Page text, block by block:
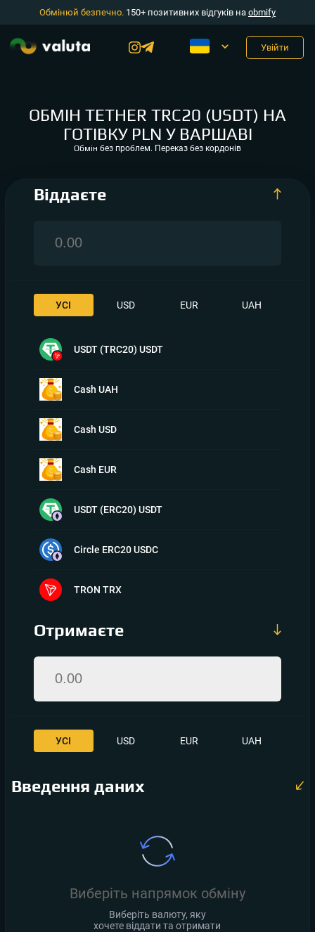
Обмінюй безпечно. 150+ позитивних відгуків на obmify
Увійти
ОБМІН TETHER TRC20 (USDT) НА
ГОТІВКУ PLN У ВАРШАВІ
Oбмін без проблем. Переказ без кордонів
Віддаєте
УСІ USD EUR UAH
USDT (TRC20) USDT
Cash UAH
Cash USD
Cash EUR
USDT (ERC20) USDT
Circle ERC20 USDC
TRON TRX
Отримаєте
УСІ USD EUR UAH
Введення даних
Виберіть напрямок обміну
Виберіть валюту, яку
хочете віддати та отримати